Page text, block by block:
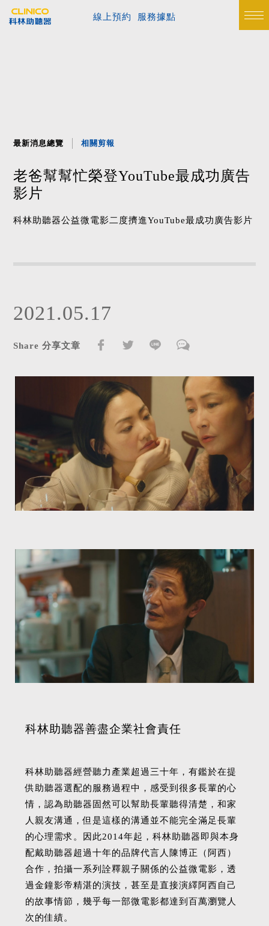
線上預約 服務據點
最新消息總覽 相關剪報
老爸幫幫忙榮登YouTube最成功廣告
影片
科林助聽器公益微電影二度擠進YouTube最成功廣告影片
2021.05.17
Share 分享文章
科林助聽器善盡企業社會責任
科林助聽器經營聽力產業超過三十年，有鑑於在提
供助聽器選配的服務過程中，感受到很多長輩的心
情，認為助聽器固然可以幫助長輩聽得清楚，和家
人親友溝通，但是這樣的溝通並不能完全滿足長輩
的心理需求。因此2014年起，科林助聽器即與本身
配戴助聽器超過十年的品牌代言人陳博正（阿西）
合作，拍攝一系列詮釋親子關係的公益微電影，透
過金鐘影帝精湛的演技，甚至是直接演繹阿西自己
的故事情節，幾乎每一部微電影都達到百萬瀏覽人
次的佳績。